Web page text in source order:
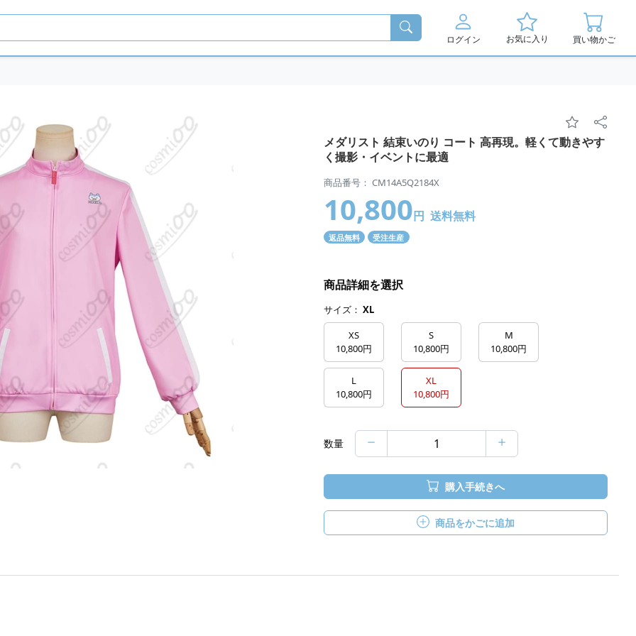
ログイン お気に入り 買い物かご
メダリスト 結束いのり コート 高再現。軽くて動きやす
く撮影・イベントに最適
商品番号： CM14A5Q2184X
10,800円 送料無料
返品無料 受注生産
商品詳細を選択
サイズ： XL
XS
10,800円
S
10,800円
M
10,800円
L
10,800円
XL
10,800円
数量
購入手続きへ
商品をかごに追加